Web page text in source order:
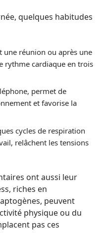
quelques habitudes
une réunion ou après une
rythme cardiaque en trois
permet de
et favorise la
cycles de respiration
relâchent les tensions
ont aussi leur
riches en
peuvent
physique ou du
pas ces